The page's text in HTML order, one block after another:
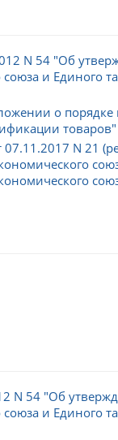
N 54 "Об
и Единого
о
товаров"
N 21
N 54 "Об
и Единого